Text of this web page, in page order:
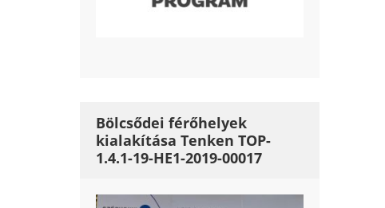
Bölcsődei férőhelyek
kialakítása Tenken TOP-
1.4.1-19-HE1-2019-00017